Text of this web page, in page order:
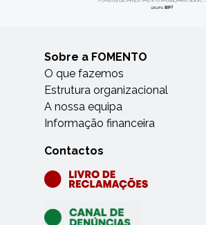
Sobre a FOMENTO
O que fazemos
Estrutura organizacional
A nossa equipa
Informação financeira
Contactos